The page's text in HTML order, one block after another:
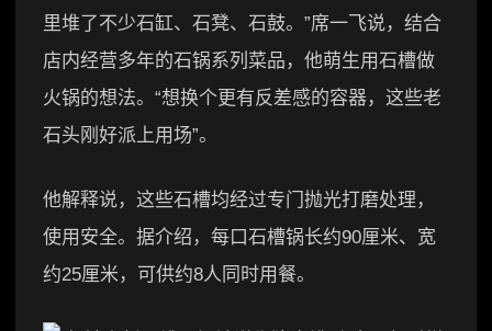
里堆了不少石缸、石凳、石鼓。”席一飞说，结合
店内经营多年的石锅系列菜品，他萌生用石槽做
火锅的想法。“想换个更有反差感的容器，这些老
石头刚好派上用场”。
他解释说，这些石槽均经过专门抛光打磨处理，
使用安全。据介绍，每口石槽锅长约90厘米、宽
约25厘米，可供约8人同时用餐。